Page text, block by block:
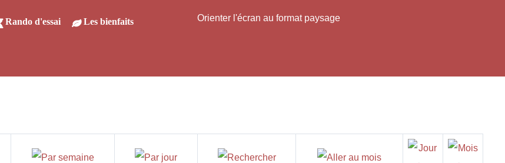
Rando d'essai Les bienfaits Orienter l'écran au format paysage